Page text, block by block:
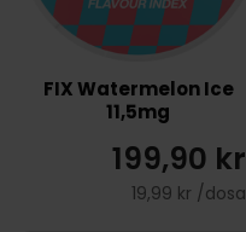
FIX Watermelon Ice
11,5mg
199,90 kr
19,99 kr /dosa